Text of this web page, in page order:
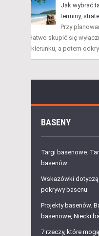
Jak wybrać
terminy,
Przy
łatwo skupić się
kierunku, a potem
BASENY
Targi basenowe.
basenów.
Wskazówki
pokrywy basenu
Projekty basenów.
basenowe, Niecki
7 rzeczy, które